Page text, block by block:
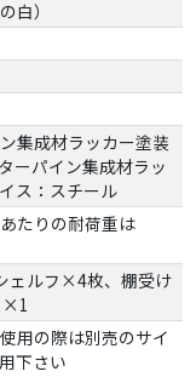
白）
集成材ラッカー塗装
ーパイン集成材ラッ
ス：スチール
たりの耐荷重は
ェルフ×4枚、棚受け
×1
用の際は別売のサイ
下さい